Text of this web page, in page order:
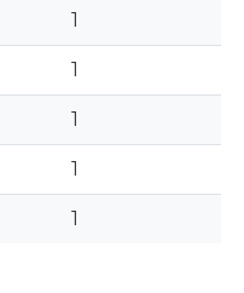
1
1
1
1
1